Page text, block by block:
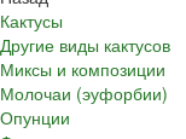
Кактусы
Другие виды кактусов
Миксы и композиции
Молочаи (эуфорбии)
Опунции